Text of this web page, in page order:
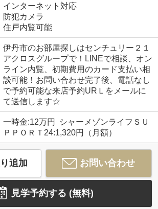
インターネット対応
防犯カメラ
住戸内覧可能
伊丹市のお部屋探しはセンチュリー２１
アクロスグループで！LINEで相談、オン
ライン内覧、初期費用のカード支払い相
談可能！お問い合わせ完了後、電話なし
で予約可能な来店予約URＬをメールに
て送信します☆
一時金:12万円 シャーメゾンライフＳＵ
ＰＰＯＲＴ24:1,320円（月額）
追加 お問い合わせ
見学予約する (無料)